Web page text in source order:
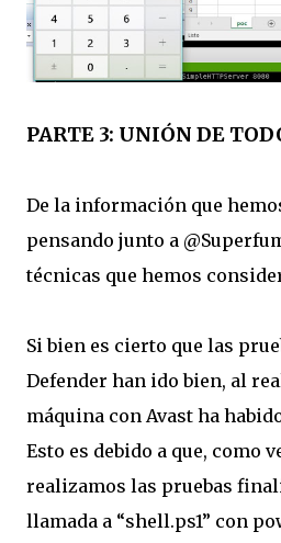
PARTE 3: UNIÓN DE
De la información que
pensando junto a
técnicas que hemos
Si bien es cierto que las
Defender han ido bien, al
máquina con Avast ha
Esto es debido a que, como
realizamos las pruebas
llamada a “shell.ps1” con